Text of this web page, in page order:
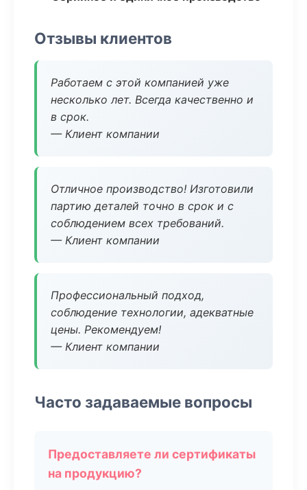
Отзывы клиентов
Работаем с этой компанией уже
несколько лет. Всегда качественно и
в срок.
— Клиент компании
Отличное производство! Изготовили
партию деталей точно в срок и с
соблюдением всех требований.
— Клиент компании
Профессиональный подход,
соблюдение технологии, адекватные
цены. Рекомендуем!
— Клиент компании
Часто задаваемые вопросы
Предоставляете ли сертификаты
на продукцию?